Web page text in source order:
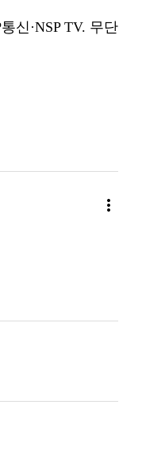
신·NSP TV. 무단
more_vert